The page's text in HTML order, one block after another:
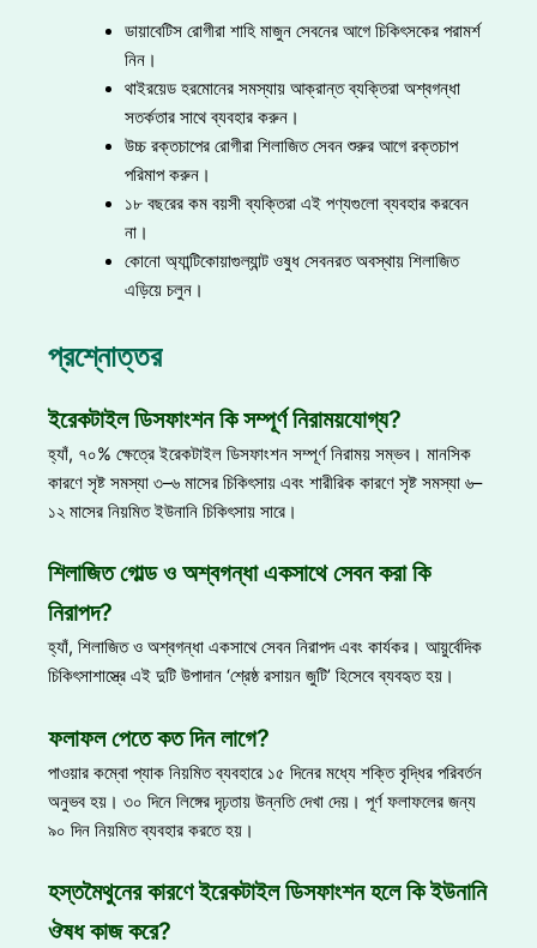
ডায়াবেটিস রোগীরা শাহি মাজুন সেবনের আগে চিকিৎসকের পরামর্শ
নিন।
থাইরয়েড হরমোনের সমস্যায় আক্রান্ত ব্যক্তিরা অশ্বগন্ধা
সতর্কতার সাথে ব্যবহার করুন।
উচ্চ রক্তচাপের রোগীরা শিলাজিত সেবন শুরুর আগে রক্তচাপ
পরিমাপ করুন।
১৮ বছরের কম বয়সী ব্যক্তিরা এই পণ্যগুলো ব্যবহার করবেন
না।
কোনো অ্যান্টিকোয়াগুল্যান্ট ওষুধ সেবনরত অবস্থায় শিলাজিত
এড়িয়ে চলুন।
প্রশ্নোত্তর
ইরেকটাইল ডিসফাংশন কি সম্পূর্ণ নিরাময়যোগ্য?
হ্যাঁ, ৭০% ক্ষেত্রে ইরেকটাইল ডিসফাংশন সম্পূর্ণ নিরাময় সম্ভব। মানসিক
কারণে সৃষ্ট সমস্যা ৩–৬ মাসের চিকিৎসায় এবং শারীরিক কারণে সৃষ্ট সমস্যা ৬–
১২ মাসের নিয়মিত ইউনানি চিকিৎসায় সারে।
শিলাজিত গোল্ড ও অশ্বগন্ধা একসাথে সেবন করা কি
নিরাপদ?
হ্যাঁ, শিলাজিত ও অশ্বগন্ধা একসাথে সেবন নিরাপদ এবং কার্যকর। আয়ুর্বেদিক
চিকিৎসাশাস্ত্রে এই দুটি উপাদান ‘শ্রেষ্ঠ রসায়ন জুটি’ হিসেবে ব্যবহৃত হয়।
ফলাফল পেতে কত দিন লাগে?
পাওয়ার কম্বো প্যাক নিয়মিত ব্যবহারে ১৫ দিনের মধ্যে শক্তি বৃদ্ধির পরিবর্তন
অনুভব হয়। ৩০ দিনে লিঙ্গের দৃঢ়তায় উন্নতি দেখা দেয়। পূর্ণ ফলাফলের জন্য
৯০ দিন নিয়মিত ব্যবহার করতে হয়।
হস্তমৈথুনের কারণে ইরেকটাইল ডিসফাংশন হলে কি ইউনানি
ঔষধ কাজ করে?